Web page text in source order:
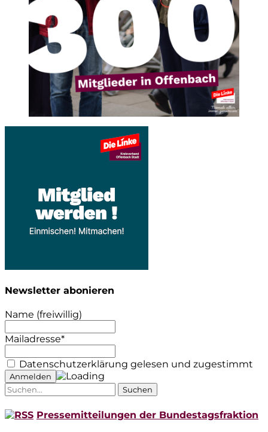
Newsletter abonieren
Name (freiwillig)
Mailadresse*
Datenschutzerklärung gelesen und zugestimmt
Suche
nach:
Pressemitteilungen der Bundestagsfraktion